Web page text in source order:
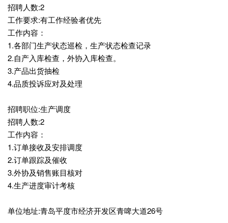
招聘人数:2
工作要求:有工作经验者优先
工作内容：
1.各部门生产状态巡检，生产状态检查记录
2.自产入库检查，外协入库检查。
3.产品出货抽检
4.品质投诉应对及处理
招聘职位:生产调度
招聘人数:2
工作内容：
1.订单接收及安排调度
2.订单跟踪及催收
3.外协及销售账目核对
4.生产进度审计考核
单位地址:青岛平度市经济开发区青啤大道26号